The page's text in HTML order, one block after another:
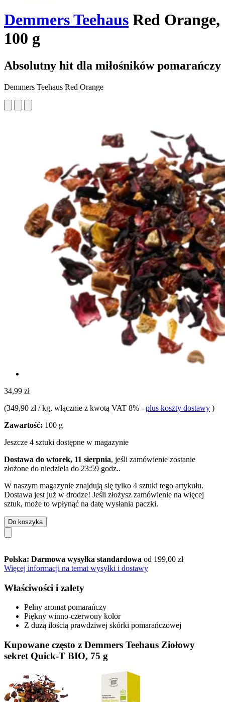
Demmers Teehaus Red Orange,
100 g
Absolutny hit dla miłośników pomarańczy
Demmers Teehaus Red Orange
34,99 zł
(349,90 zł / kg, włącznie z kwotą VAT 8% - plus koszty dostawy )
Zawartość: 100 g
Jeszcze 4 sztuki dostępne w magazynie
Dostawa do wtorek, 11 sierpnia, jeśli zamówienie zostanie
złożone do niedziela do 23:59 godz..
W naszym magazynie znajdują się tylko 4 sztuki tego artykułu.
Dostawa jest już w drodze! Jeśli złożysz zamówienie na więcej
sztuk, może to wpłynąć na datę wysłania paczki.
Do koszyka
Polska: Darmowa wysyłka standardowa od 199,00 zł
Więcej informacji na temat wysyłki i dostawy
Właściwości i zalety
Pełny aromat pomarańczy
Piękny winno-czerwony kolor
Z dużą ilością prawdziwej skórki pomarańczowej
Kupowane często z Demmers Teehaus Ziołowy
sekret Quick-T BIO, 75 g